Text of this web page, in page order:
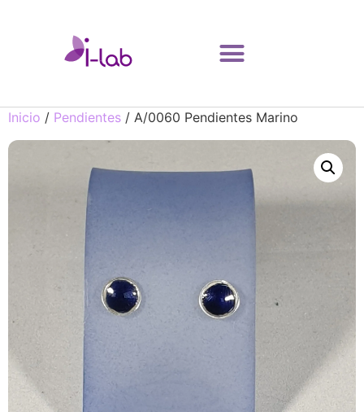
Inicio / Pendientes / A/0060 Pendientes Marino